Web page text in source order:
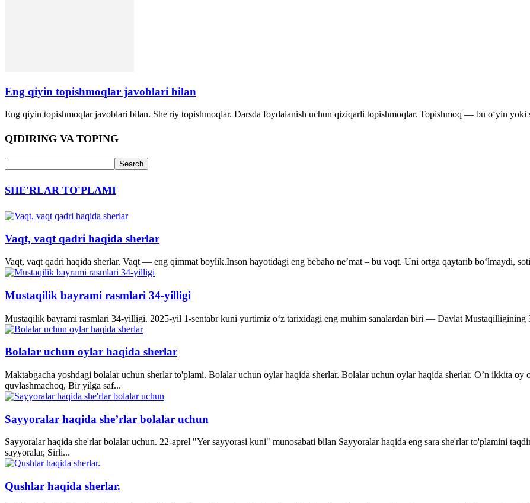
Eng qiyin topishmoqlar javoblari bilan
Eng qiyin topishmoqlar javoblari bilan. She'riy topishmoqlar. Darsda foydalanish uchun qiziqarli topishmoqlar. Topishmoq — bu o‘yin yoki
QIDIRING VA TOPING
SHE'RLAR TO'PLAMI
Vaqt, vaqt qadri haqida sherlar
Vaqt, vaqt qadri haqida sherlar. Vaqt — eng qimmat boylik.Inson hayotidagi eng bebaho ne’mat – bu vaqt. Uni ortga qaytarib bo‘lmaydi,
Mustaqilik bayrami rasmlari 34-yilligi
Mustaqilik bayrami rasmlari 34-yilligi. 2025-yil 1-sentabr kuni yurtimiz o‘z tarixidagi eng muhim sanalardan biri — Davlat Mustaqilligining
Bolalar uchun oylar haqida sherlar
Maktabgacha yoshdagi bolalar uchun sherlar to'plami. Bolalar uchun oylar haqida sherlar. Bolalar uchun oylar haqida sherlar. O’n ikkita oy
quvlashmachoq, Bir yilga saf...
Sayyoralar haqida she’rlar bolalar uchun
Sayyoralar haqida she'rlar bolalar uchun. 22-aprel "Yer sayyorasi kuni" munosabati bilan Sayyoralar haqida eng sara she'rlar to'plamini
sayyoralar, Sirli...
Qushlar haqida sherlar.